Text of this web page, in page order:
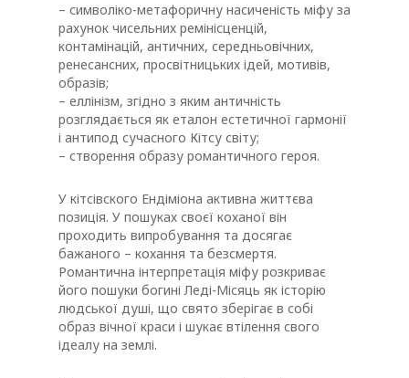
– символіко-метафоричну насиченість міфу за
рахунок чисельних ремінісценцій,
контамінацій, античних, середньовічних,
ренесансних, просвітницьких ідей, мотивів,
образів;
– еллінізм, згідно з яким античність
розглядається як еталон естетичної гармонії
і антипод сучасного Кітсу світу;
– створення образу романтичного героя.
У кітсівского Ендіміона активна життєва
позиція. У пошуках своєї коханої він
проходить випробування та досягає
бажаного – кохання та безсмертя.
Романтична інтерпретація міфу розкриває
його пошуки богині Леді-Місяць як історію
людської душі, що свято зберігає в собі
образ вічної краси і шукає втілення свого
ідеалу на землі.